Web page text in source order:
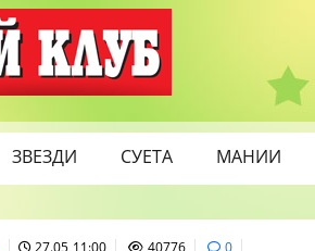
ЗВЕЗДИ СУЕТА МАНИИ
27.05 11:00 40776 0